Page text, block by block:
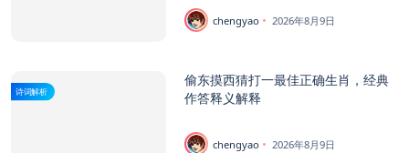
chengyao 2026年8月9日
诗词解析
偷东摸西猜打一最佳正确生肖，经典
作答释义解释
chengyao 2026年8月9日